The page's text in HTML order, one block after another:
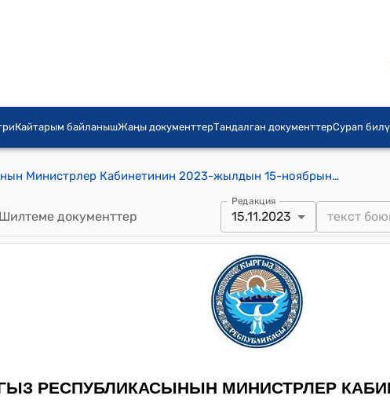
Кайтарым байланышЖаңы документтерТандалган документтерСурап
Кыргыз Республикасынын Министрлер Кабинетинин 2023-жылдын 15-ноябрындагы № 597 "Кыргыз Республикасында жарандарды милдеттүү медициналык камсыздандыруу эрежелерин бекитүү жөнүндө" токтому
Шилтеме документтер
Редакция
15.11.2023